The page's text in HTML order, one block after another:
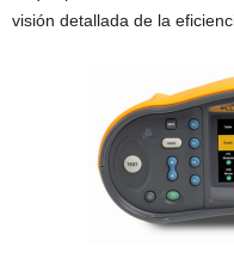
visión detallada de la